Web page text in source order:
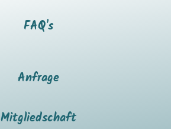
FAQ's
Anfrage
Mitgliedschaft